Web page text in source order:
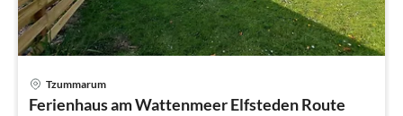
Tzummarum
Ferienhaus am Wattenmeer Elfsteden Route